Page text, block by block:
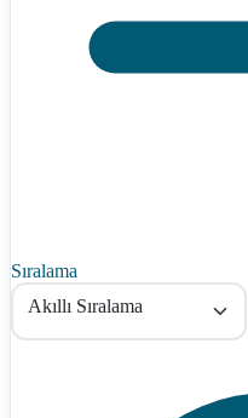
Sıralama
Akıllı Sıralama